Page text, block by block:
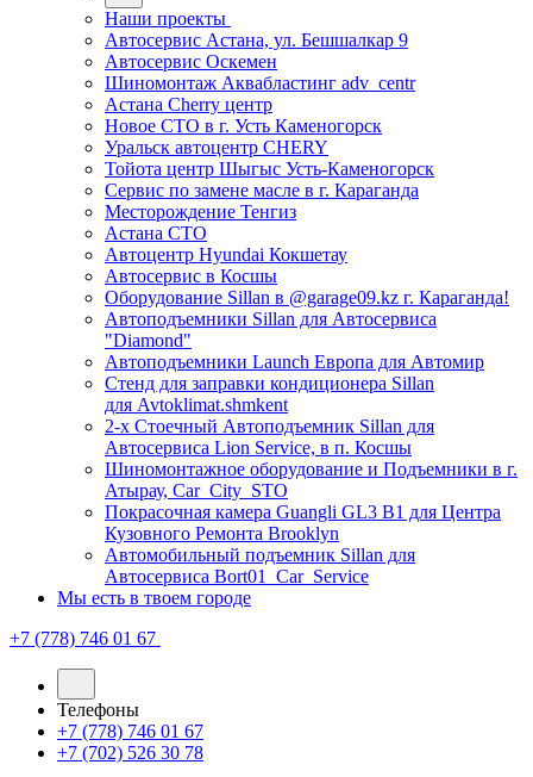
Наши проекты
Автосервис Астана, ул. Бешшалкар 9
Автосервис Оскемен
Шиномонтаж Аквабластинг adv_centr
Астана Cherry центр
Новое СТО в г. Усть Каменогорск
Уральск автоцентр CHERY
Тойота центр Шыгыс Усть-Каменогорск
Сервис по замене масле в г. Караганда
Месторождение Тенгиз
Астана СТО
Автоцентр Hyundai Кокшетау
Автосервис в Косшы
Оборудование Sillan в @garage09.kz г. Караганда!
Автоподъемники Sillan для Автосервиса
"Diamond"
Автоподъемники Launch Европа для Автомир
Стенд для заправки кондиционера Sillan
для Avtoklimat.shmkent
2-х Стоечный Автоподъемник Sillan для
Автосервиса Lion Service, в п. Косшы
Шиномонтажное оборудование и Подъемники в г.
Атырау, Car_City_STO
Покрасочная камера Guangli GL3 B1 для Центра
Кузовного Ремонта Brooklyn
Автомобильный подъемник Sillan для
Автосервиса Bort01_Car_Service
Мы есть в твоем городе
+7 (778) 746 01 67
Телефоны
+7 (778) 746 01 67
+7 (702) 526 30 78